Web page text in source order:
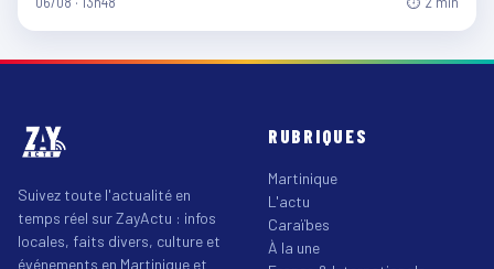
Suivez toute l'actualité en
temps réel sur ZayActu : infos
locales, faits divers, culture et
événements en Martinique et
RUBRIQUES
Martinique
L'actu
Caraïbes
À la une